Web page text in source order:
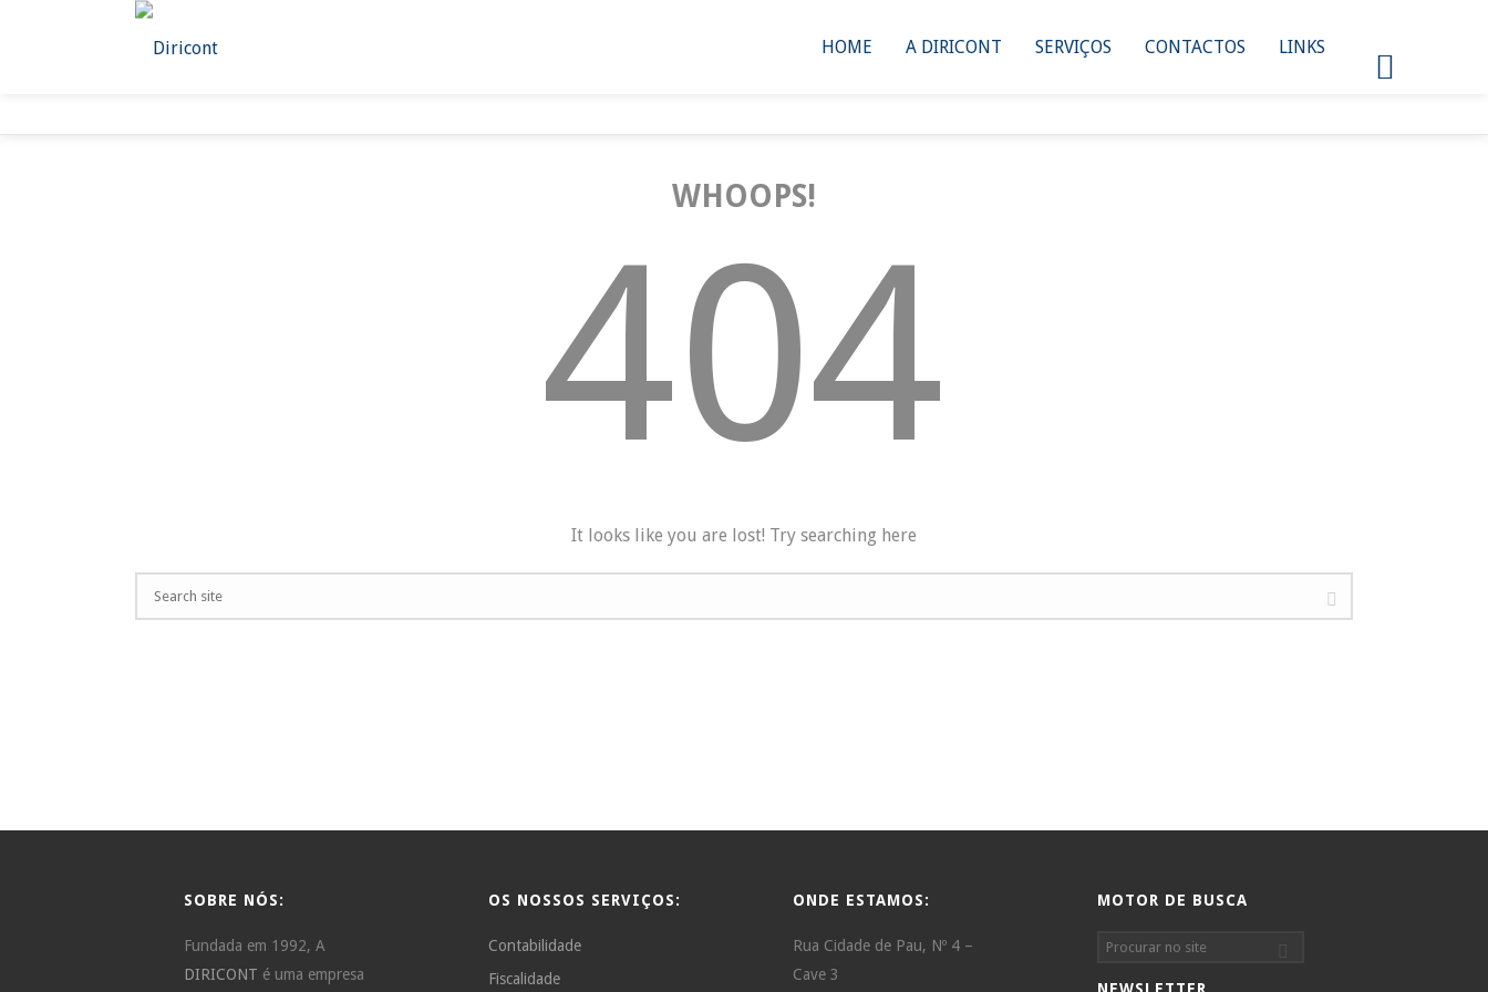
HOME A DIRICONT SERVIÇOS CONTACTOS LINKS
WHOOPS!
404
It looks like you are lost! Try searching here
SOBRE NÓS:
Fundada em 1992, A
DIRICONT é uma empresa
OS NOSSOS SERVIÇOS:
Contabilidade
Fiscalidade
ONDE ESTAMOS:
Rua Cidade de Pau, Nº 4 –
Cave 3
MOTOR DE BUSCA